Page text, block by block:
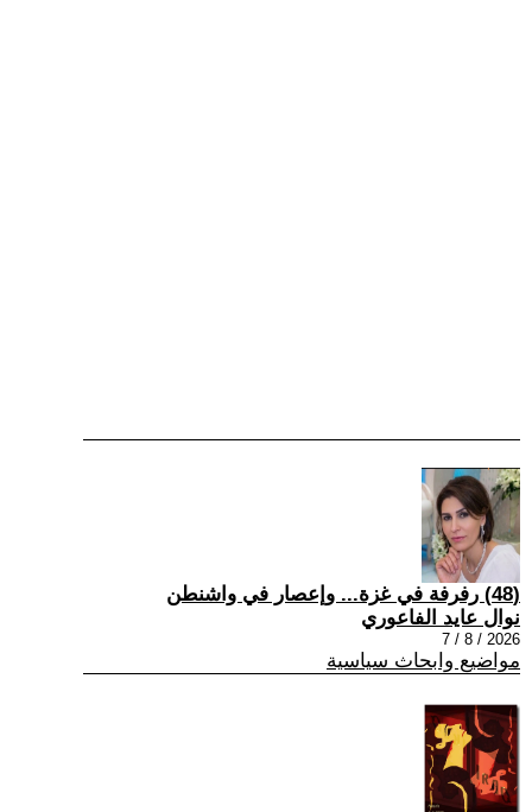
(48) رفرفة في غزة... وإعصار في واشنطن
نوال عايد الفاعوري
2026 / 8 / 7
مواضيع وابحاث سياسية